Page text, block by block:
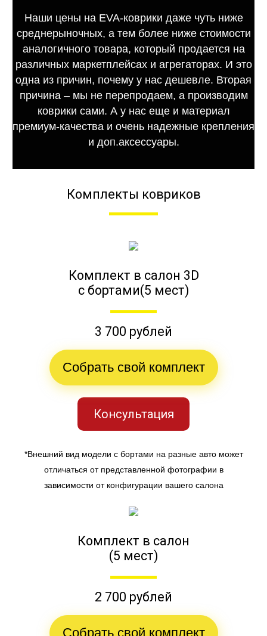
Наши цены на EVA-коврики даже чуть ниже
среднерыночных, а тем более ниже стоимости
аналогичного товара, который продается на
различных маркетплейсах и агрегаторах. И это
одна из причин, почему у нас дешевле. Вторая
причина – мы не перепродаем, а производим
коврики сами. А у нас еще и материал
премиум-качества и очень надежные крепления
и доп.аксессуары.
Комплекты ковриков
Комплект в салон 3D
с бортами(5 мест)
3 700 рублей
Собрать свой комплект
Консультация
*Внешний вид модели с бортами на разные авто может
отличаться от представленной фотографии в
зависимости от конфигурации вашего салона
Комплект в салон
(5 мест)
2 700 рублей
Собрать свой комплект